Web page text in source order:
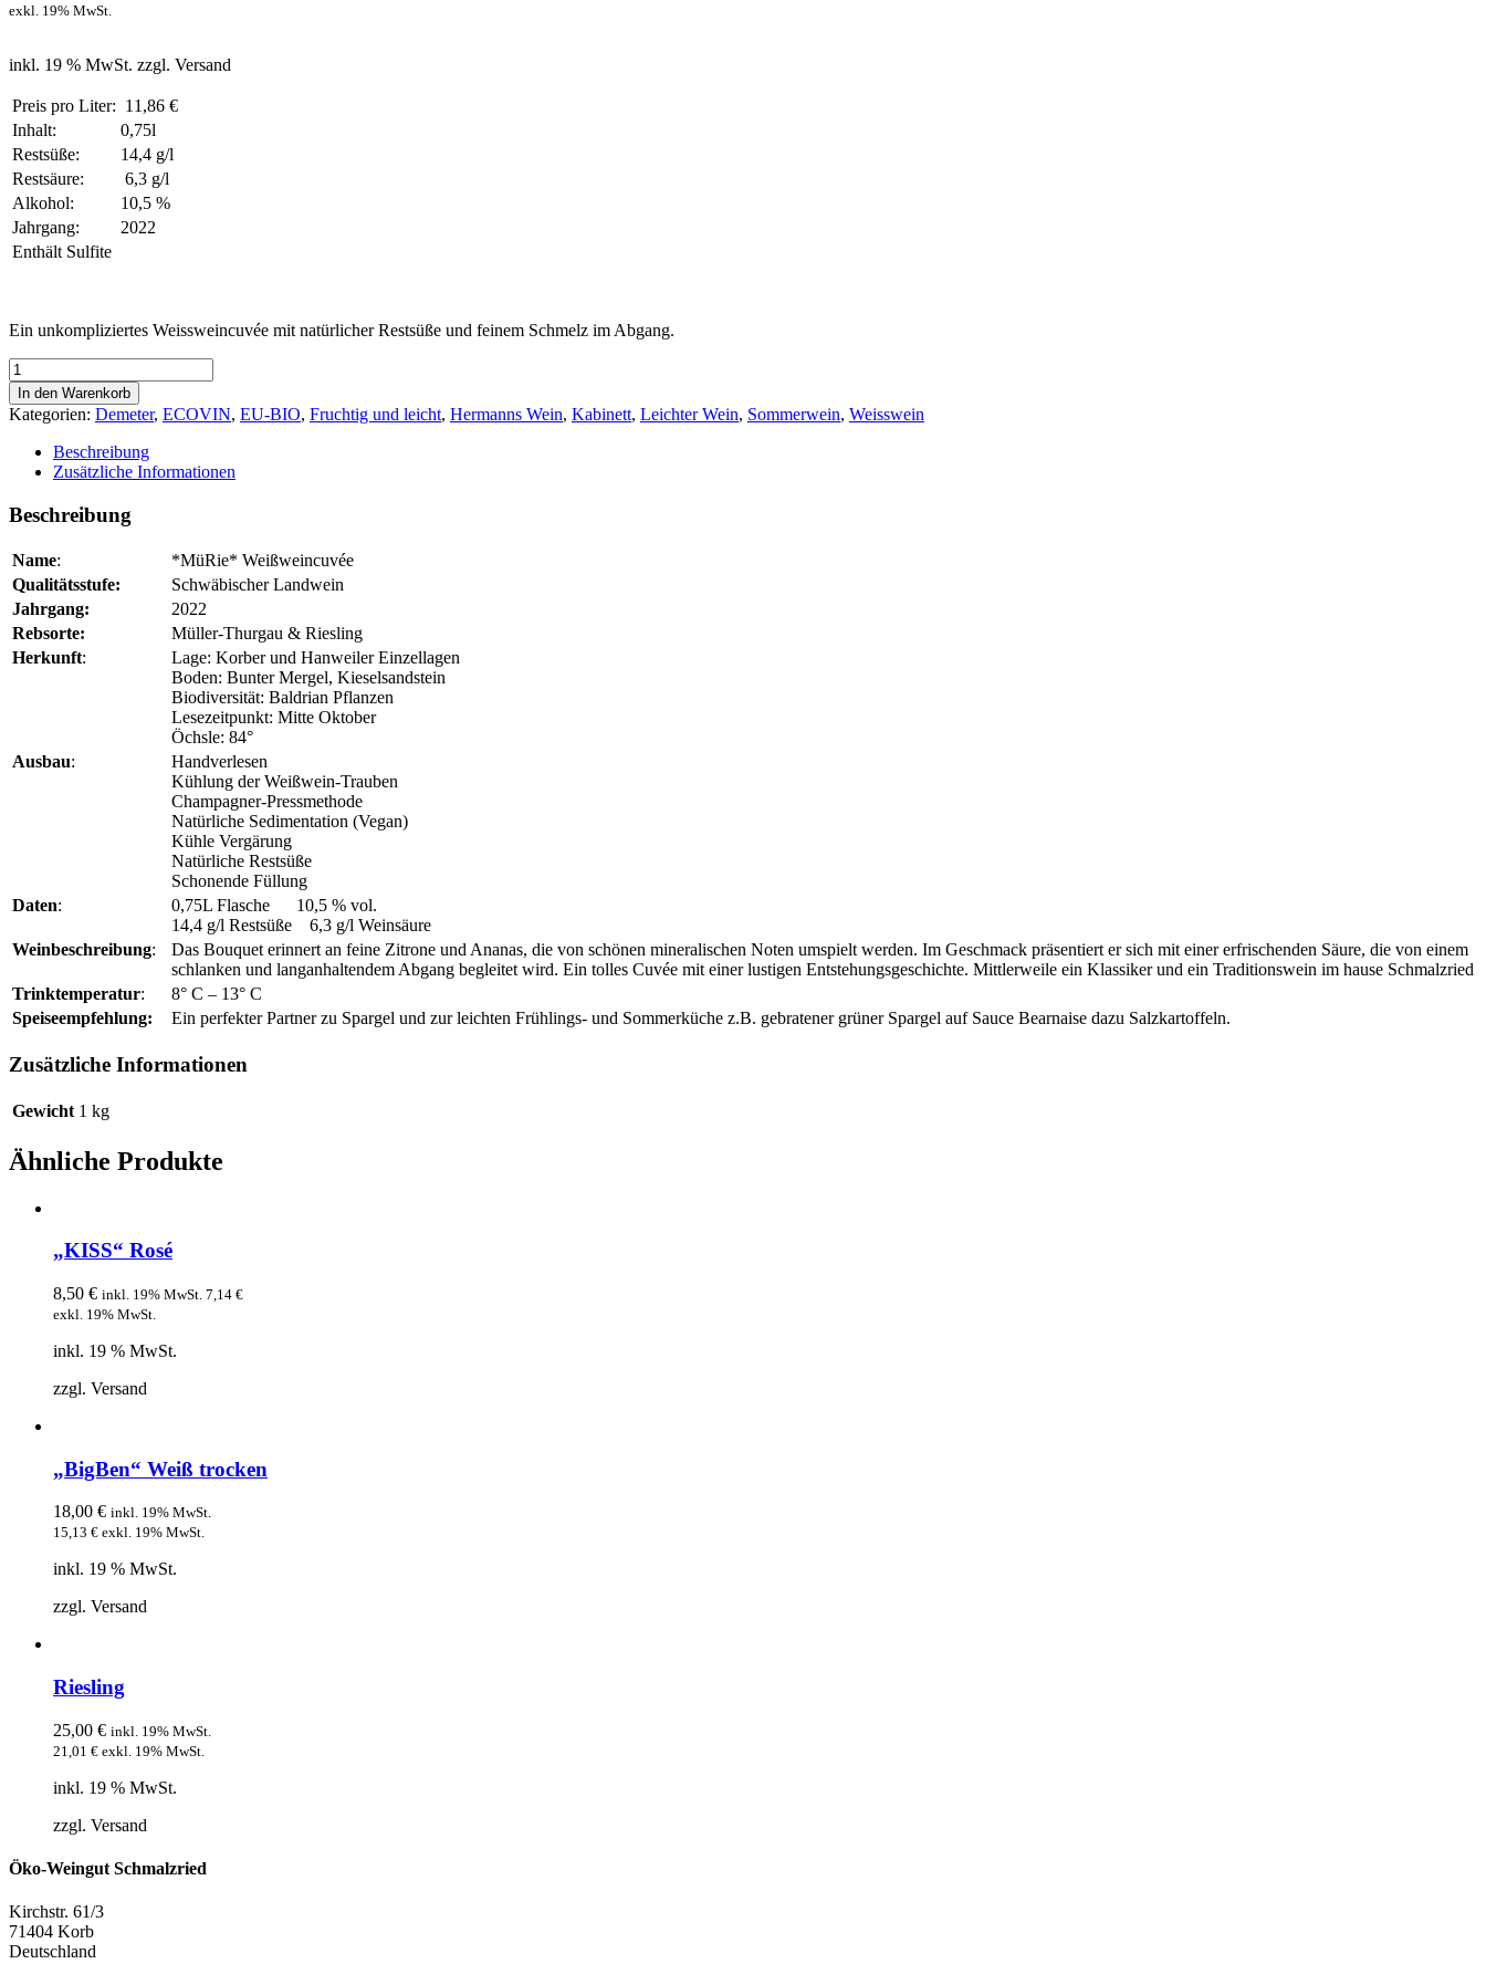
exkl. 19% MwSt.
inkl. 19 % MwSt. zzgl. Versand
Preis pro Liter: 11,86 €
Inhalt:
0,75l
Restsüße:
14,4 g/l
Restsäure:
6,3 g/l
Alkohol:
10,5 %
Jahrgang:
2022
Enthält Sulfite
Ein unkompliziertes Weissweincuvée mit natürlicher Restsüße und feinem Schmelz im Abgang.
*MüRie*
Weissweincuvée
Menge
In den Warenkorb
Kategorien: Demeter, ECOVIN, EU-BIO, Fruchtig und leicht, Hermanns Wein, Kabinett, Leichter Wein, Sommerwein, Weisswein
Beschreibung
Zusätzliche Informationen
Beschreibung
Name:
*MüRie* Weißweincuvée
Qualitätsstufe:
Schwäbischer Landwein
Jahrgang:
2022
Rebsorte:
Müller-Thurgau & Riesling
Herkunft:
Lage: Korber und Hanweiler Einzellagen
Boden: Bunter Mergel, Kieselsandstein
Biodiversität: Baldrian Pflanzen
Lesezeitpunkt: Mitte Oktober
Öchsle: 84°
Ausbau:
Handverlesen
Kühlung der Weißwein-Trauben
Champagner-Pressmethode
Natürliche Sedimentation (Vegan)
Kühle Vergärung
Natürliche Restsüße
Schonende Füllung
Daten:
0,75L Flasche 10,5 % vol.
14,4 g/l Restsüße 6,3 g/l Weinsäure
Weinbeschreibung:
Das Bouquet erinnert an feine Zitrone und Ananas, die von schönen mineralischen Noten umspielt werden. Im Geschmack präsentiert er sich mit einer erfrischenden Säure, die von einem
schlanken und langanhaltendem Abgang begleitet wird. Ein tolles Cuvée mit einer lustigen Entstehungsgeschichte. Mittlerweile ein Klassiker und ein Traditionswein im hause Schmalzried
Trinktemperatur:
8° C – 13° C
Speiseempfehlung:
Ein perfekter Partner zu Spargel und zur leichten Frühlings- und Sommerküche z.B. gebratener grüner Spargel auf Sauce Bearnaise dazu Salzkartoffeln.
Zusätzliche Informationen
Gewicht 1 kg
Ähnliche Produkte
„KISS“ Rosé
8,50 € inkl. 19% MwSt. 7,14 €
exkl. 19% MwSt.
inkl. 19 % MwSt.
zzgl. Versand
„BigBen“ Weiß trocken
18,00 € inkl. 19% MwSt.
15,13 € exkl. 19% MwSt.
inkl. 19 % MwSt.
zzgl. Versand
Riesling
25,00 € inkl. 19% MwSt.
21,01 € exkl. 19% MwSt.
inkl. 19 % MwSt.
zzgl. Versand
Öko-Weingut Schmalzried
Kirchstr. 61/3
71404 Korb
Deutschland